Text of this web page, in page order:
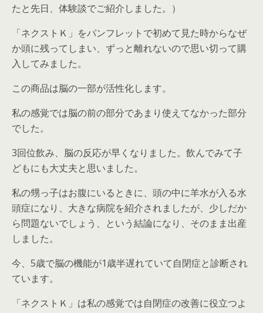
たと先日、体験談でご紹介しました。）
「ネクストＫ」をパンフレットで初めて見た時からなぜ
か頭に残ってしまい、ずっと離れないので思い切って購
入してみました。
この商品は脳の一部が活性化します。
私の感覚では脳の前の部分であまり使えてなかった部分
でした。
3回位飲み、脳の反応が早くなりました。飲んでみて子
どもにも大丈夫と思いました。
私の甥っ子はお腹にいるときに、頭の中に羊水が入る水
頭症になり、大きな病院を紹介されましたが、少しだか
ら問題ないでしょう、という結論になり、そのまま出産
しました。
今、5歳で脳の機能が1歳半遅れていて自閉症と診断され
ています。
「ネクストＫ」は私の感覚では自閉症の改善に役立つよ